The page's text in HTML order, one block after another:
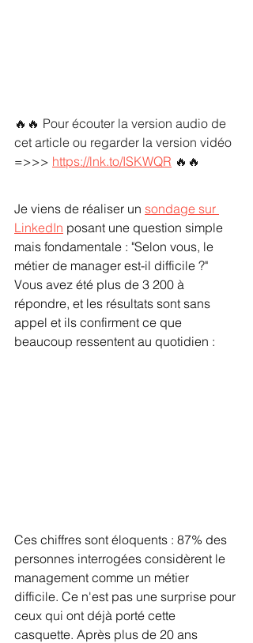
🔥🔥 Pour écouter la version audio de
cet article ou regarder la version vidéo
=>>> https://lnk.to/ISKWQR 🔥🔥
Je viens de réaliser un sondage sur
LinkedIn posant une question simple
mais fondamentale : "Selon vous, le
métier de manager est-il difficile ?"
Vous avez été plus de 3 200 à
répondre, et les résultats sont sans
appel et ils confirment ce que
beaucoup ressentent au quotidien :
Ces chiffres sont éloquents : 87% des
personnes interrogées considèrent le
management comme un métier
difficile. Ce n'est pas une surprise pour
ceux qui ont déjà porté cette
casquette. Après plus de 20 ans